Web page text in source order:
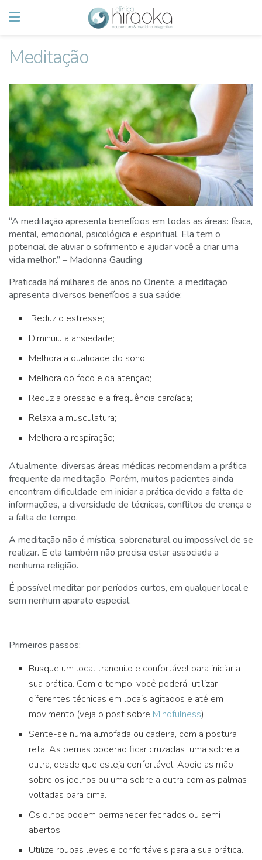
Meditação
“A meditação apresenta benefícios em todas as áreas: física,
mental, emocional, psicológica e espiritual. Ela tem o
potencial de aliviar o sofrimento e ajudar você a criar uma
vida melhor.” – Madonna Gauding
Praticada há milhares de anos no Oriente, a meditação
apresenta diversos benefícios a sua saúde:
Reduz o estresse;
Diminuiu a ansiedade;
Melhora a qualidade do sono;
Melhora do foco e da atenção;
Reduz a pressão e a frequência cardíaca;
Relaxa a musculatura;
Melhora a respiração;
Atualmente, diversas áreas médicas recomendam a prática
frequente da meditação. Porém, muitos pacientes ainda
encontram dificuldade em iniciar a prática devido a falta de
informações, a diversidade de técnicas, conflitos de crença e
a falta de tempo.
A meditação não é mística, sobrenatural ou impossível de se
realizar. E ela também não precisa estar associada a
nenhuma religião.
É possível meditar por períodos curtos, em qualquer local e
sem nenhum aparato especial.
Primeiros passos:
Busque um local tranquilo e confortável para iniciar a
sua prática. Com o tempo, você poderá utilizar
diferentes técnicas em locais agitados e até em
movimento (veja o post sobre Mindfulness).
Sente-se numa almofada ou cadeira, com a postura
reta. As pernas poderão ficar cruzadas uma sobre a
outra, desde que esteja confortável. Apoie as mão
sobre os joelhos ou uma sobre a outra com as palmas
voltadas para cima.
Os olhos podem permanecer fechados ou semi
abertos.
Utilize roupas leves e confortáveis para a sua prática.